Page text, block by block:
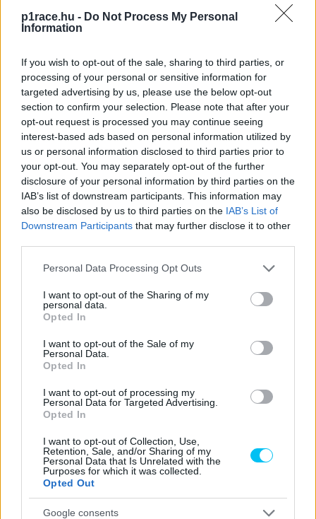
p1race.hu - Do Not Process My Personal
Information
If you wish to opt-out of the sale, sharing to third parties, or
processing of your personal or sensitive information for
targeted advertising by us, please use the below opt-out
section to confirm your selection. Please note that after your
opt-out request is processed you may continue seeing
interest-based ads based on personal information utilized by
us or personal information disclosed to third parties prior to
your opt-out. You may separately opt-out of the further
disclosure of your personal information by third parties on the
IAB’s list of downstream participants. This information may
also be disclosed by us to third parties on the IAB’s List of
Downstream Participants that may further disclose it to other
Please note that this website/app uses one or more Google
not limited to your visit or usage behaviour. You may click to
grant or deny consent to Google and its third-party tags to
use your data for below specified purposes in below Google
consent section.
Personal Data Processing Opt Outs
I want to opt-out of the Sharing of my
personal data.
Opted In
I want to opt-out of the Sale of my
Personal Data.
Opted In
I want to opt-out of processing my
Personal Data for Targeted Advertising.
Opted In
I want to opt-out of Collection, Use,
Retention, Sale, and/or Sharing of my
Personal Data that Is Unrelated with the
Purposes for which it was collected.
Opted Out
Google consents
Gardner saját elmondása szerint a Katalán Nagydíj utáni
teszt ótasokkal jobban érzi magát a motoron
újonc éve első top 10-es helyezését.
Raúl Fernández – 5 pont
Remy Gardner Tech3-s csapattársa messze a
leghányattatottabb sorsú újonc az öt motoros közül.
Pedig a királykategóriában úgy érkezett, hogy kicsi híja
volt, hogy 2021-ben rögtön újoncként bajnok legyen a
Moto2-ben. Első négy MotoGP-s futamán egyaránt célba
tudott érni, de egyszer sem pontszerző helyen.
hagyja sérülés miatt. Franciaországban visszatérhetett, de
kiesett, majd Mugellóban ismét a top 15-ön kívül végzett,
hiába ért célba. De ő sem áll pont nélkül: az első egység a
Katalán Nagydíj után került a neve mellé, ezt pedig egy
kifejezetten szép eredmény, egy 12. hely követte a
Sachsenringen.
FORRÁS
MotoGP
CIMKÉK
Darryn Binder
Fabio Di Giannantonio
Marco Bezzecchi
Raul Fernandez Remy Gardner